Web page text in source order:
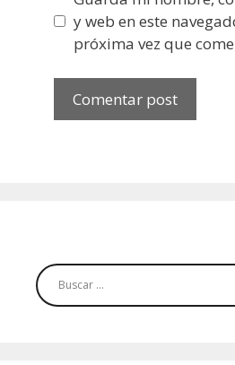
y web en este
próxima vez que